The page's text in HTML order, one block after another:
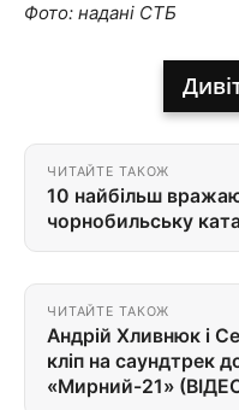
Фото: надані СТБ
ЧИТАЙТЕ ТАКОЖ
10 найбільш
чорнобильську
ЧИТАЙТЕ ТАКОЖ
Андрій Хливнюк і
кліп на саундтрек
«Мирний-21»